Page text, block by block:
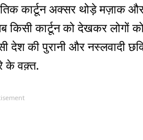
कार्टून अक्सर थोड़े
कार्टून को देखकर लोगों
की पुरानी और नस्लवादी छवि
के वक़्त.